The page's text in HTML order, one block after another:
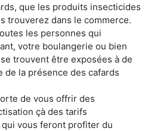
que les produits insecticides
trouverez dans le commerce.
les personnes qui
votre boulangerie ou bien
trouvent être exposées à de
de la présence des cafards
de vous offrir des
çà des tarifs
vous feront profiter du